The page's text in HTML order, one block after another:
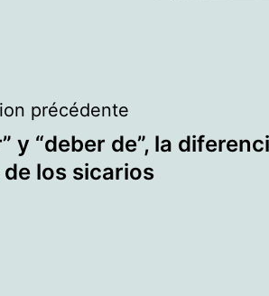
précédente
y “deber de”, la
los sicarios